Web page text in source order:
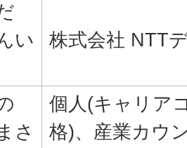
い
株式会社 NTT
さ
個人(キャリア
格)、産業カウ